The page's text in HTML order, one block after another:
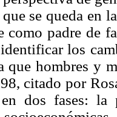
se queda en
como padre de
los
que hombres y
citado por
dos fases: la